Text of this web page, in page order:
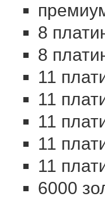
8
8
11
11
11
11
11
6000